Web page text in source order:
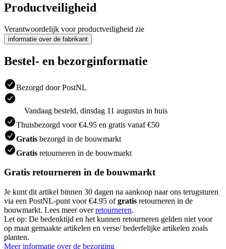
Productveiligheid
Verantwoordelijk voor productveiligheid zie
informatie over de fabrikant
Bestel- en bezorginformatie
Bezorgd door PostNL
Vandaag besteld, dinsdag 11 augustus in huis
Thuisbezorgd voor €4.95 en gratis vanaf €50
Gratis bezorgd in de bouwmarkt
Gratis retourneren in de bouwmarkt
Gratis retourneren in de bouwmarkt
Je kunt dit artikel binnen 30 dagen na aankoop naar ons terugsturen
via een PostNL-punt voor €4.95 ofgratis retourneren in de
bouwmarkt. Lees meer overretourneren.
Let op: De bedenktijd en het kunnen retourneren gelden niet voor
op maat gemaakte artikelen en verse/ bederfelijke artikelen zoals
planten.
Meer informatie over de bezorging